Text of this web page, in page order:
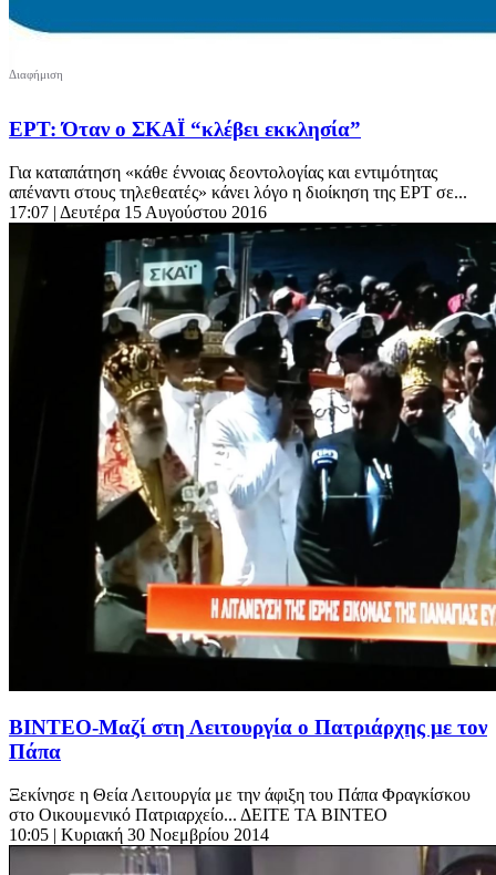
ΕΡΤ: Όταν ο ΣΚΑΪ “κλέβει εκκλησία”
Για καταπάτηση «κάθε έννοιας δεοντολογίας και εντιμότητας
απέναντι στους τηλεθεατές» κάνει λόγο η διοίκηση της ΕΡΤ σε...
17:07 | Δευτέρα 15 Αυγούστου 2016
ΒΙΝΤΕΟ-Μαζί στη Λειτουργία ο Πατριάρχης με τον
Πάπα
Ξεκίνησε η Θεία Λειτουργία με την άφιξη του Πάπα Φραγκίσκου
στο Οικουμενικό Πατριαρχείο... ΔΕΙΤΕ ΤΑ ΒΙΝΤΕΟ
10:05 | Κυριακή 30 Νοεμβρίου 2014